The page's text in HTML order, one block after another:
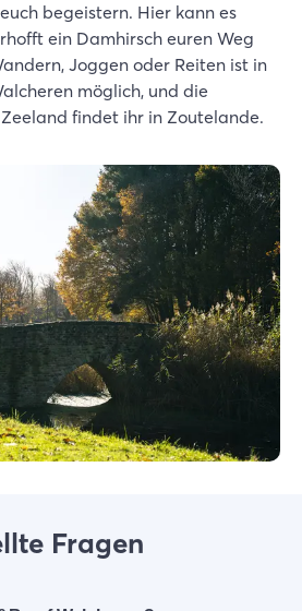
begeistern. Hier kann es
ein Damhirsch euren Weg
Joggen oder Reiten ist in
möglich, und die
findet ihr in Zoutelande.
Fragen